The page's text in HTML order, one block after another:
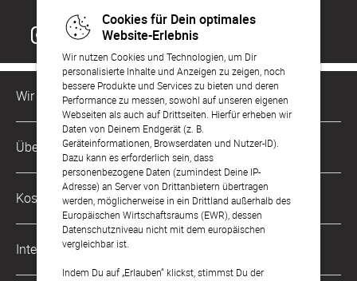
Cookies für Dein optimales
Website-Erlebnis
Wir nutzen Cookies und Technologien, um Dir
personalisierte Inhalte und Anzeigen zu zeigen, noch
bessere Produkte und Services zu bieten und deren
Performance zu messen, sowohl auf unseren eigenen
Webseiten als auch auf Drittseiten. Hierfür erheben wir
Daten von Deinem Endgerät (z. B.
Geräteinformationen, Browserdaten und Nutzer-ID).
Dazu kann es erforderlich sein, dass
personenbezogene Daten (zumindest Deine IP-
Adresse) an Server von Drittanbietern übertragen
werden, möglicherweise in ein Drittland außerhalb des
Europäischen Wirtschaftsraums (EWR), dessen
Datenschutzniveau nicht mit dem europäischen
vergleichbar ist.
Indem Du auf „Erlauben“ klickst, stimmst Du der
Wir sind für Dich da
Kundenservice-Hotline
0221 956 725 10
Mo. - Fr. von 9 bis 17 Uhr
kontakt@sendmoments.de
Über Uns
Philosophie
Karriere
Impressum
AGB & Widerrufsrecht
Kostenlose Services
Musterkarten
Digitale Fotoalben
International